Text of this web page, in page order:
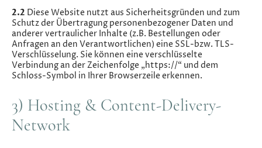
2.2 Diese Website nutzt aus Sicherheitsgründen und zum
Schutz der Übertragung personenbezogener Daten und
anderer vertraulicher Inhalte (z.B. Bestellungen oder
Anfragen an den Verantwortlichen) eine SSL-bzw. TLS-
Verschlüsselung. Sie können eine verschlüsselte
Verbindung an der Zeichenfolge „https://“ und dem
Schloss-Symbol in Ihrer Browserzeile erkennen.
3) Hosting & Content-Delivery-
Network